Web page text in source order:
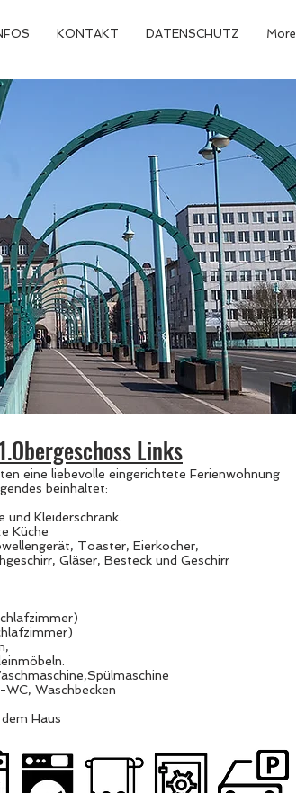
KONTAKT DATENSCHUTZ More
Links
eine liebevolle eingerichtete Ferienwohnung
beinhaltet:
und Kleiderschrank.
Küche
Toaster, Eierkocher,
Gläser, Besteck und Geschirr
Waschbecken
Haus